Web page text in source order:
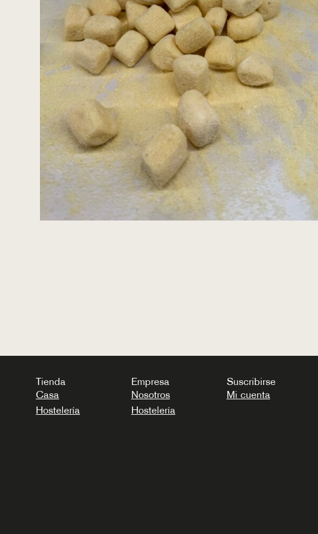
Tienda
Casa
Hostelería
Empresa
Nosotros
Hostelería
Suscribirse
Mi cuenta